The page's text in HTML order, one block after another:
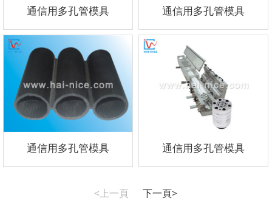
通信用多孔管模具 通信用多孔管模具
通信用多孔管模具 通信用多孔管模具
<上一頁 下一頁>